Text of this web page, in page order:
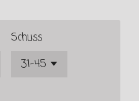
Schuss